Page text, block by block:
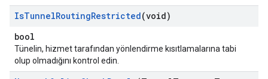
IsTunnelRoutingRestricted(void)
bool
Tünelin, hizmet tarafından yönlendirme kısıtlamalarına tabi
olup olmadığını kontrol edin.